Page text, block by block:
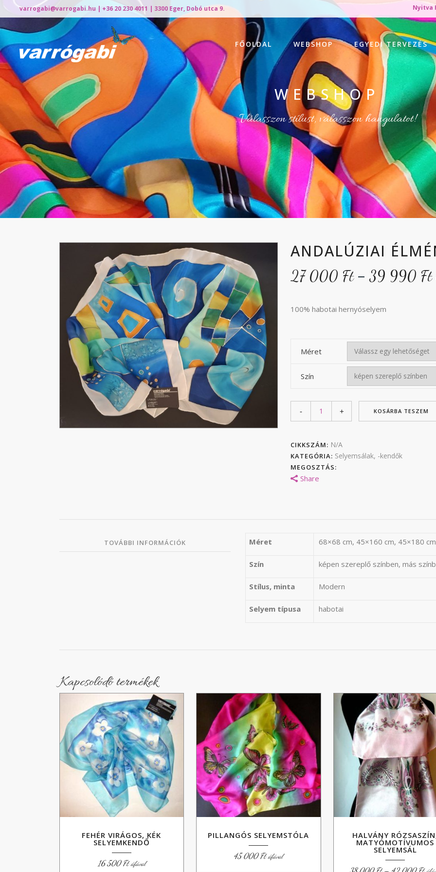
varrogabi@varrogabi.hu | +36 20 230 4011 | 3300 Eger, Dobó utca 9. Nyitva
FŐOLDAL WEBSHOP EGYEDI TERVEZÉS
WEBSHOP
Válasszon stílust, válasszon hangulatot!
ANDALÚZIAI
27 000 Ft – 39 990 Ft
100% habotai hernyóselyem
Méret
Szín
KOSÁRBA TESZEM
CIKKSZÁM: N/A
KATEGÓRIA: Selyemsálak, -kendők
MEGOSZTÁS:
Share
TOVÁBBI INFORMÁCIÓK Méret 68×68 cm, 45×160 cm, 45×180 cm
Szín képen szereplő színben, más
Stílus, minta Modern
Selyem típusa habotai
Kapcsolódó termékek
FEHÉR VIRÁGOS, KÉK
SELYEMKENDŐ
16 500Ft áfával
PILLANGÓS SELYEMSTÓLA
45 000Ft áfával
HALVÁNY
MATYÓMOTÍVUMOS
SELYEMSÁL